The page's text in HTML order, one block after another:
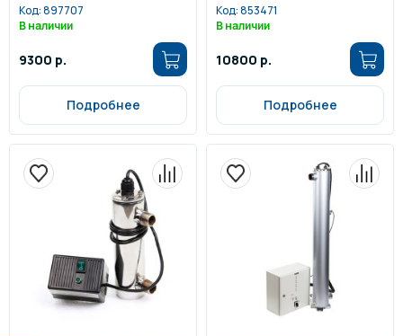
Код:897707
В наличии
9300 р.
Подробнее
Код:853471
В наличии
10800 р.
Подробнее